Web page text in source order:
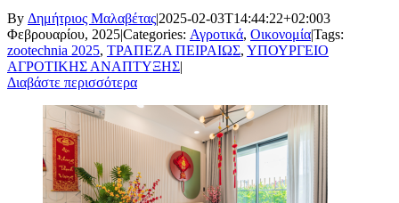
By Δημήτριος Μαλαβέτας|2025-02-03T14:44:22+02:003
Φεβρουαρίου, 2025|Categories: Αγροτικά, Οικονομία|Tags:
zootechnia 2025, ΤΡΑΠΕΖΑ ΠΕΙΡΑΙΩΣ, ΥΠΟΥΡΓΕΙΟ
ΑΓΡΟΤΙΚΗΣ ΑΝΑΠΤΥΞΗΣ|
Διαβάστε περισσότερα